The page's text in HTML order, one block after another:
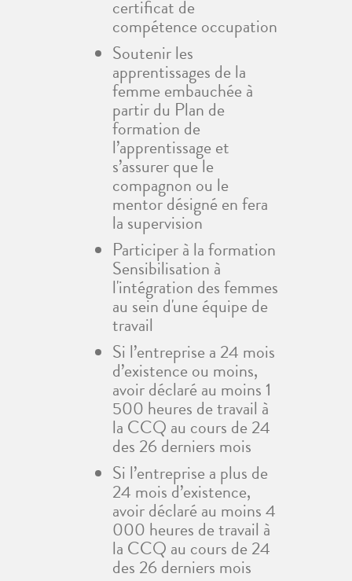
certificat de
compétence occupation
Soutenir les
apprentissages de la
femme embauchée à
partir du Plan de
formation de
l’apprentissage et
s’assurer que le
compagnon ou le
mentor désigné en fera
la supervision
Participer à la formation
Sensibilisation à
l'intégration des femmes
au sein d'une équipe de
travail
Si l’entreprise a 24 mois
d’existence ou moins,
avoir déclaré au moins 1
500 heures de travail à
la CCQ au cours de 24
des 26 derniers mois
Si l’entreprise a plus de
24 mois d’existence,
avoir déclaré au moins 4
000 heures de travail à
la CCQ au cours de 24
des 26 derniers mois